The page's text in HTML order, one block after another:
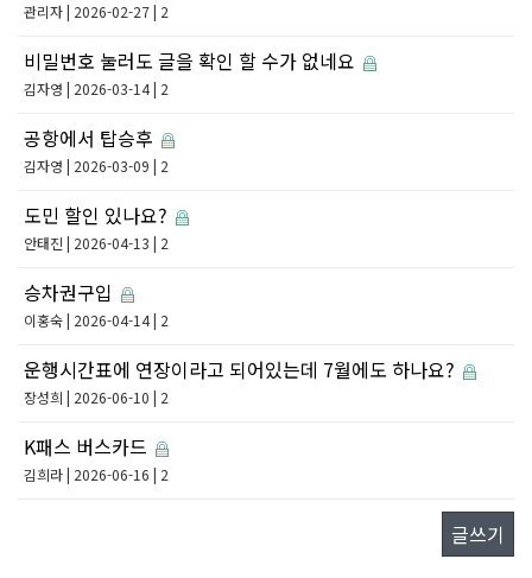
관리자| 2026-02-27 | 2
비밀번호 눌러도 글을 확인 할 수가 없네요
김자영 | 2026-03-14 | 2
공항에서 탑승후
김자영 | 2026-03-09 | 2
도민 할인 있나요?
안태진 | 2026-04-13 | 2
승차권구입
이홍숙| 2026-04-14 | 2
운행시간표에 연장이라고 되어있는데 7월에도 하나요?
장성희 | 2026-06-10 | 2
K패스 버스카드
김희라| 2026-06-16 | 2
글쓰기